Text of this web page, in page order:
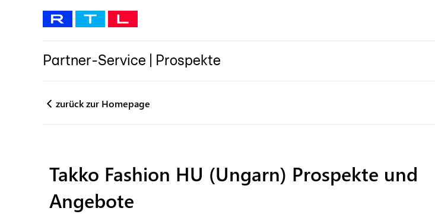
Partner-Service Prospekte
zurück zur Homepage
Takko Fashion HU (Ungarn) Prospekte und
Angebote